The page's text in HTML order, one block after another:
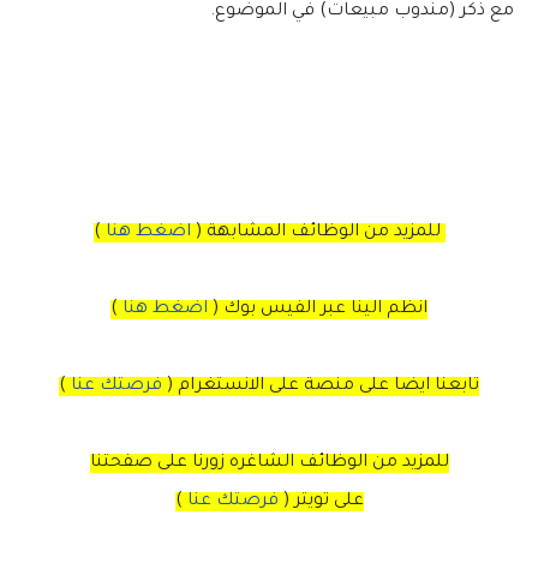
مع ذكر (مندوب مبيعات) في الموضوع.
للمزيد من الوظائف المشابهة ( اضغط هنا )
انظم الينا عبر الفيس بوك ( اضغط هنا )
تابعنا ايضا على منصة على الانستغرام ( فرصتك عنا )
للمزيد من الوظائف الشاغره زورنا على صفحتنا
على تويتر( فرصتك عنا )